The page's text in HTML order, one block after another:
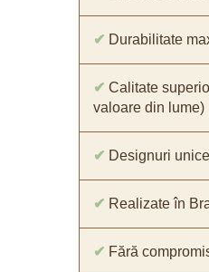
✔ Durabilitate
✔ Calitate
valoare din lume)
✔ Designuri
✔ Realizate în
✔ Fără